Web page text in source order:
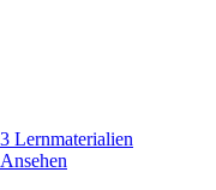
3 Lernmaterialien
Ansehen